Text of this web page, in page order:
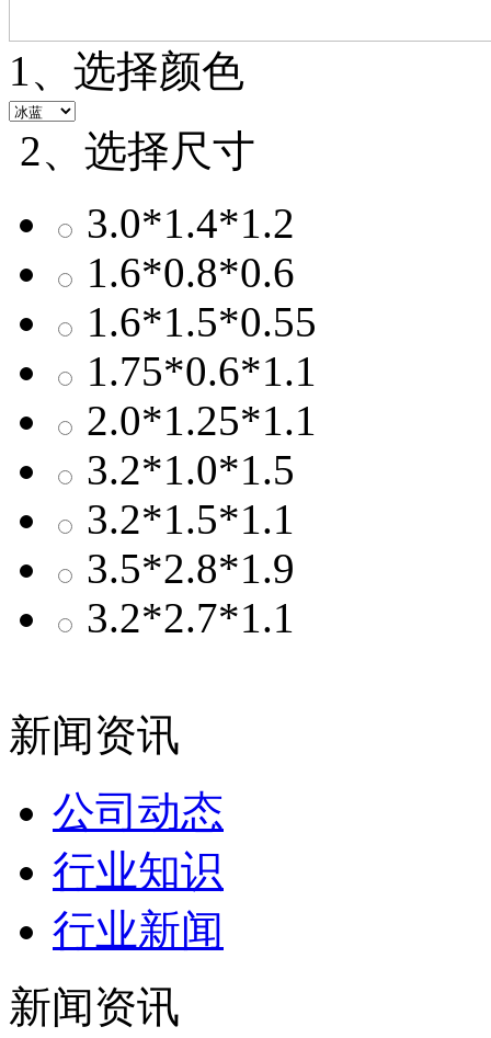
1、选择颜色
2、选择尺寸
3.0*1.4*1.2
1.6*0.8*0.6
1.6*1.5*0.55
1.75*0.6*1.1
2.0*1.25*1.1
3.2*1.0*1.5
3.2*1.5*1.1
3.5*2.8*1.9
3.2*2.7*1.1
新闻资讯
公司动态
行业知识
行业新闻
新闻资讯